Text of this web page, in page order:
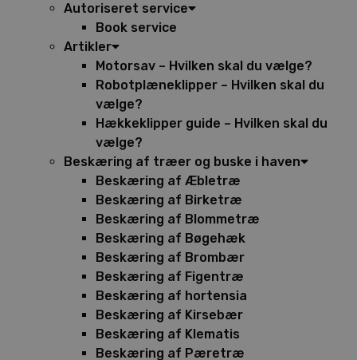
Autoriseret service
Book service
Artikler
Motorsav – Hvilken skal du vælge?
Robotplæneklipper – Hvilken skal du
vælge?
Hækkeklipper guide – Hvilken skal du
vælge?
Beskæring af træer og buske i haven
Beskæring af Æbletræ
Beskæring af Birketræ
Beskæring af Blommetræ
Beskæring af Bøgehæk
Beskæring af Brombær
Beskæring af Figentræ
Beskæring af hortensia
Beskæring af Kirsebær
Beskæring af Klematis
Beskæring af Pæretræ